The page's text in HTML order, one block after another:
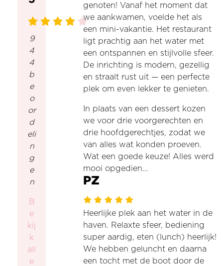
9
4
4
b
e
o
or
d
eli
n
g
e
n
B
e
kij
k
all
e
genoten! Vanaf het moment dat
we aankwamen, voelde het als
een mini-vakantie. Het restaurant
ligt prachtig aan het water met
een ontspannen en stijlvolle sfeer.
De inrichting is modern, gezellig
en straalt rust uit — een perfecte
plek om even lekker te genieten.
In plaats van een dessert kozen
we voor drie voorgerechten en
drie hoofdgerechtjes, zodat we
van alles wat konden proeven.
Wat een goede keuze! Alles werd
mooi opgedien...
PZ
Heerlijke plek aan het water in de
haven. Relaxte sfeer, bediening
super aardig, eten (lunch) heerlijk!
We hebben geluncht en daarna
een tocht met de boot door de